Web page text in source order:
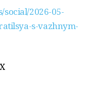
2026-05-
s-vazhnym-